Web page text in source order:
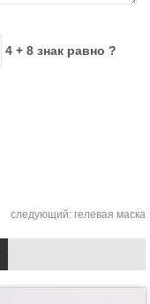
4 + 8 знак равно ?
следующий: гелевая маска